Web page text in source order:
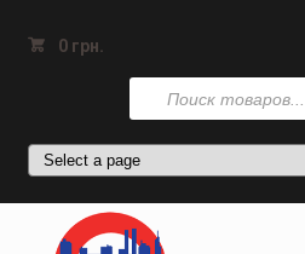
0 грн.
Поиск
товаров